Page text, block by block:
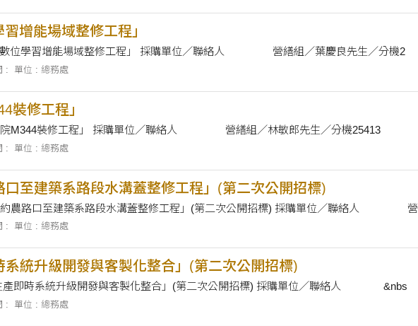
習增能場域整修工程」
採購案名 「SS105數位學習增能場域整修工程」 採購單位／聯絡人 營繕組／葉慶良先生／分機2
: 單位 : 總務處
裝修工程」
採購案名 「管理學院M344裝修工程」 採購單位／聯絡人 營繕組／林敏郎先生／分機25413
: 單位 : 總務處
口至建築系路段水溝蓋整修工程」(第二次公開招標)
採購案名 「力行路約農路口至建築系路段水溝蓋整修工程」(第二次公開招標) 採購單位／聯絡人 營
: 單位 : 總務處
系統升級開發與客製化整合」(第二次公開招標)
採購案名 「板金生產即時系統升級開發與客製化整合」(第二次公開招標) 採購單位／聯絡人 &nbs
: 單位 : 總務處